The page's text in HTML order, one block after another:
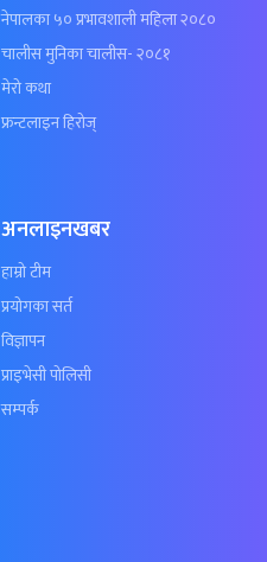
नेपालका ५० प्रभावशाली महिला २०८०
चालीस मुनिका चालीस- २०८१
मेरो कथा
फ्रन्टलाइन हिरोज्
अनलाइनखबर
हाम्रो टीम
प्रयोगका सर्त
विज्ञापन
प्राइभेसी पोलिसी
सम्पर्क